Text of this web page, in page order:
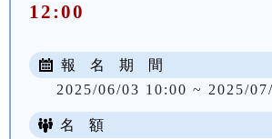
12:00
報 名 期 間
2025/06/03 10:00 ~ 2025/
名 額